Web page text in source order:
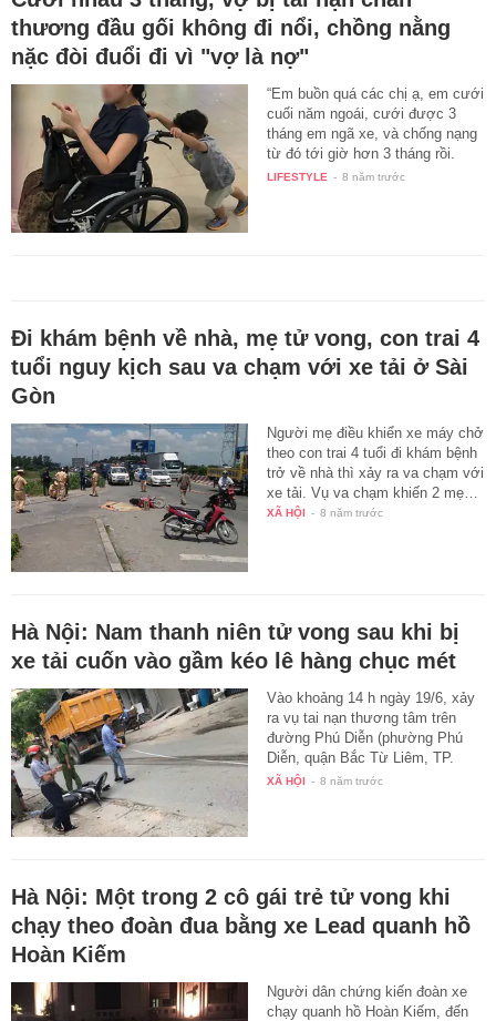
thương đầu gối không đi nổi, chồng nằng
nặc đòi đuổi đi vì "vợ là nợ"
“Em buồn quá các chị ạ, em cưới
cuối năm ngoái, cưới được 3
tháng em ngã xe, và chống nạng
từ đó tới giờ hơn 3 tháng rồi.
Giờ…
LIFESTYLE - 8 năm trước
Đi khám bệnh về nhà, mẹ tử vong, con trai 4
tuổi nguy kịch sau va chạm với xe tải ở Sài
Gòn
Người mẹ điều khiển xe máy chở
theo con trai 4 tuổi đi khám bệnh
trở về nhà thì xảy ra va chạm với
xe tải. Vụ va chạm khiến 2 mẹ…
XÃ HỘI - 8 năm trước
Hà Nội: Nam thanh niên tử vong sau khi bị
xe tải cuốn vào gầm kéo lê hàng chục mét
Vào khoảng 14 h ngày 19/6, xảy
ra vụ tai nạn thương tâm trên
đường Phú Diễn (phường Phú
Diễn, quận Bắc Từ Liêm, TP.
Hà…
XÃ HỘI - 8 năm trước
Hà Nội: Một trong 2 cô gái trẻ tử vong khi
chạy theo đoàn đua bằng xe Lead quanh hồ
Hoàn Kiếm
Người dân chứng kiến đoàn xe
chạy quanh hồ Hoàn Kiếm, đến